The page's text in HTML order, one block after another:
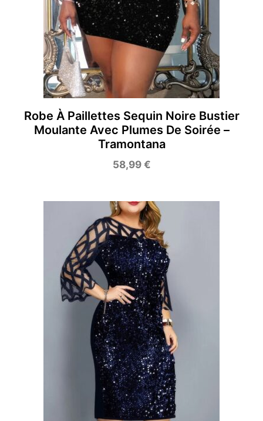
Robe À Paillettes Sequin Noire Bustier
Moulante Avec Plumes De Soirée –
Tramontana
58,99€